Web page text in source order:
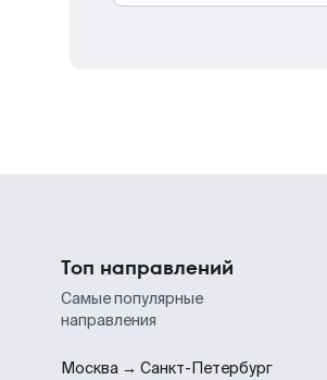
Топ направлений
Самые популярные
направления
Москва → Санкт-Петербург